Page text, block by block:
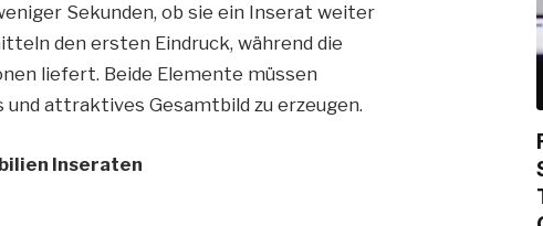
Sekunden, ob sie ein Inserat weiter
den ersten Eindruck, während die
liefert. Beide Elemente müssen
attraktives Gesamtbild zu erzeugen.
Inseraten